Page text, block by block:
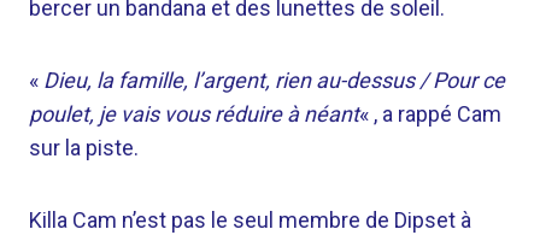
bercer un bandana et des lunettes de soleil.
« Dieu, la famille, l’argent, rien au-dessus / Pour ce
poulet, je vais vous réduire à néant« , a rappé Cam
sur la piste.
Killa Cam n’est pas le seul membre de Dipset à